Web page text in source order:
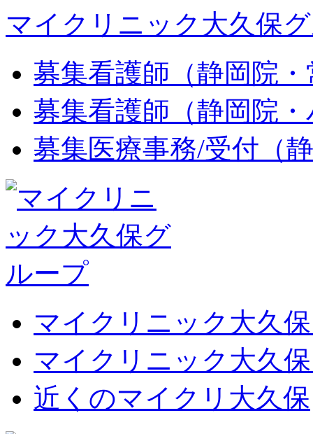
マイクリニック大久保
募集看護師（静岡院
募集看護師（静岡院
募集医療事務/受付（
マイクリニック大久
マイクリニック大久
近くのマイクリ大久保